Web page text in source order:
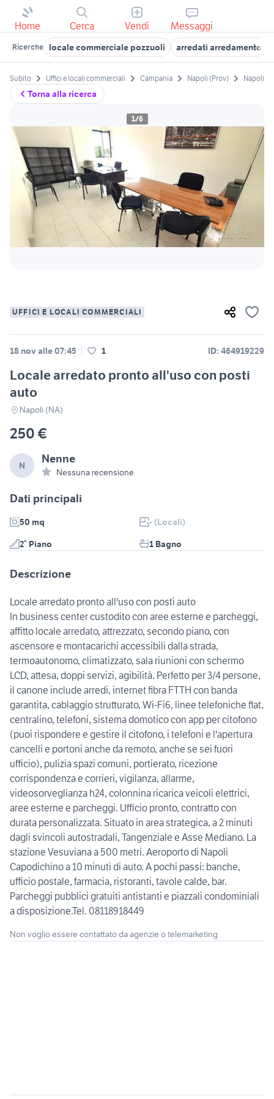
Home Cerca Vendi Messaggi
Ricerche locale commerciale pozzuoli arredati arredamento
Torna alla ricerca
Subito Uffici e locali commerciali Campania Napoli (Prov) Napoli
1/6
UFFICI E LOCALI COMMERCIALI
18 nov alle 07:45 1 ID: 464919229
Locale arredato pronto all'uso con posti
auto
Napoli (NA)
250 €
N Nenne
Nessuna recensione
Dati principali
50 mq
- (Locali)
2° Piano
1 Bagno
Descrizione
Locale arredato pronto all'uso con posti auto
In business center custodito con aree esterne e parcheggi,
affitto locale arredato, attrezzato, secondo piano, con
ascensore e montacarichi accessibili dalla strada,
termoautonomo, climatizzato, sala riunioni con schermo
LCD, attesa, doppi servizi, agibilità. Perfetto per 3/4 persone,
il canone include arredi, internet fibra FTTH con banda
garantita, cablaggio strutturato, Wi-Fi6, linee telefoniche flat,
centralino, telefoni, sistema domotico con app per citofono
(puoi rispondere e gestire il citofono, i telefoni e l'apertura
cancelli e portoni anche da remoto, anche se sei fuori
ufficio), pulizia spazi comuni, portierato, ricezione
corrispondenza e corrieri, vigilanza, allarme,
videosorveglianza h24, colonnina ricarica veicoli elettrici,
aree esterne e parcheggi. Ufficio pronto, contratto con
durata personalizzata. Situato in area strategica, a 2 minuti
dagli svincoli autostradali, Tangenziale e Asse Mediano. La
stazione Vesuviana a 500 metri. Aeroporto di Napoli
Capodichino a 10 minuti di auto. A pochi passi: banche,
ufficio postale, farmacia, ristoranti, tavole calde, bar.
Parcheggi pubblici gratuiti antistanti e piazzali condominiali
a disposizione.Tel. 08118918449
Non voglio essere contattato da agenzie o telemarketing